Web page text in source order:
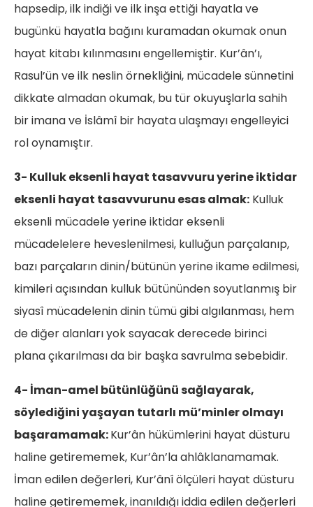
hapsedip, ilk indiği ve ilk inşa ettiği hayatla ve
bugünkü hayatla bağını kuramadan okumak onun
hayat kitabı kılınmasını engellemiştir. Kur’ân’ı,
Rasul’ün ve ilk neslin örnekliğini, mücadele sünnetini
dikkate almadan okumak, bu tür okuyuşlarla sahih
bir imana ve İslâmî bir hayata ulaşmayı engelleyici
rol oynamıştır.
3- Kulluk eksenli hayat tasavvuru yerine iktidar
eksenli hayat tasavvurunu esas almak: Kulluk
eksenli mücadele yerine iktidar eksenli
mücadelelere heveslenilmesi, kulluğun parçalanıp,
bazı parçaların dinin/bütünün yerine ikame edilmesi,
kimileri açısından kulluk bütününden soyutlanmış bir
siyasî mücadelenin dinin tümü gibi algılanması, hem
de diğer alanları yok sayacak derecede birinci
plana çıkarılması da bir başka savrulma sebebidir.
4- İman-amel bütünlüğünü sağlayarak,
söylediğini yaşayan tutarlı mü’minler olmayı
başaramamak:Kur’ân hükümlerini hayat düsturu
haline getirememek, Kur’ân’la ahlâklanamamak.
İman edilen değerleri, Kur’ânî ölçüleri hayat düsturu
haline getirememek, inanıldığı iddia edilen değerleri